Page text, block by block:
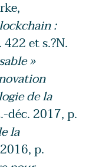
:
et s.?N.
»
de la
déc. 2017, p.
la
2016, p.